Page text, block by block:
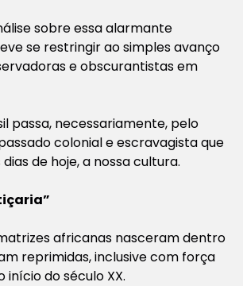
sobre essa alarmante
se restringir ao simples avanço
e obscurantistas em
passa, necessariamente, pelo
colonial e escravagista que
de hoje, a nossa cultura.
africanas nasceram dentro
reprimidas, inclusive com força
início do século XX.